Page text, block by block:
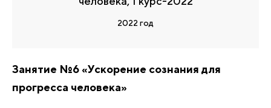
2022 год
Занятие №6 «Ускорение сознания для
прогресса человека»